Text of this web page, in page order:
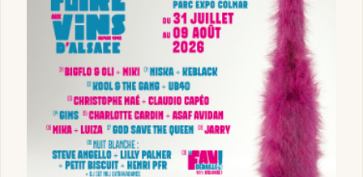
Sorties & loisirs
Agenda en Franche-Comté
Agenda en Bourgogne-Franche-Comté